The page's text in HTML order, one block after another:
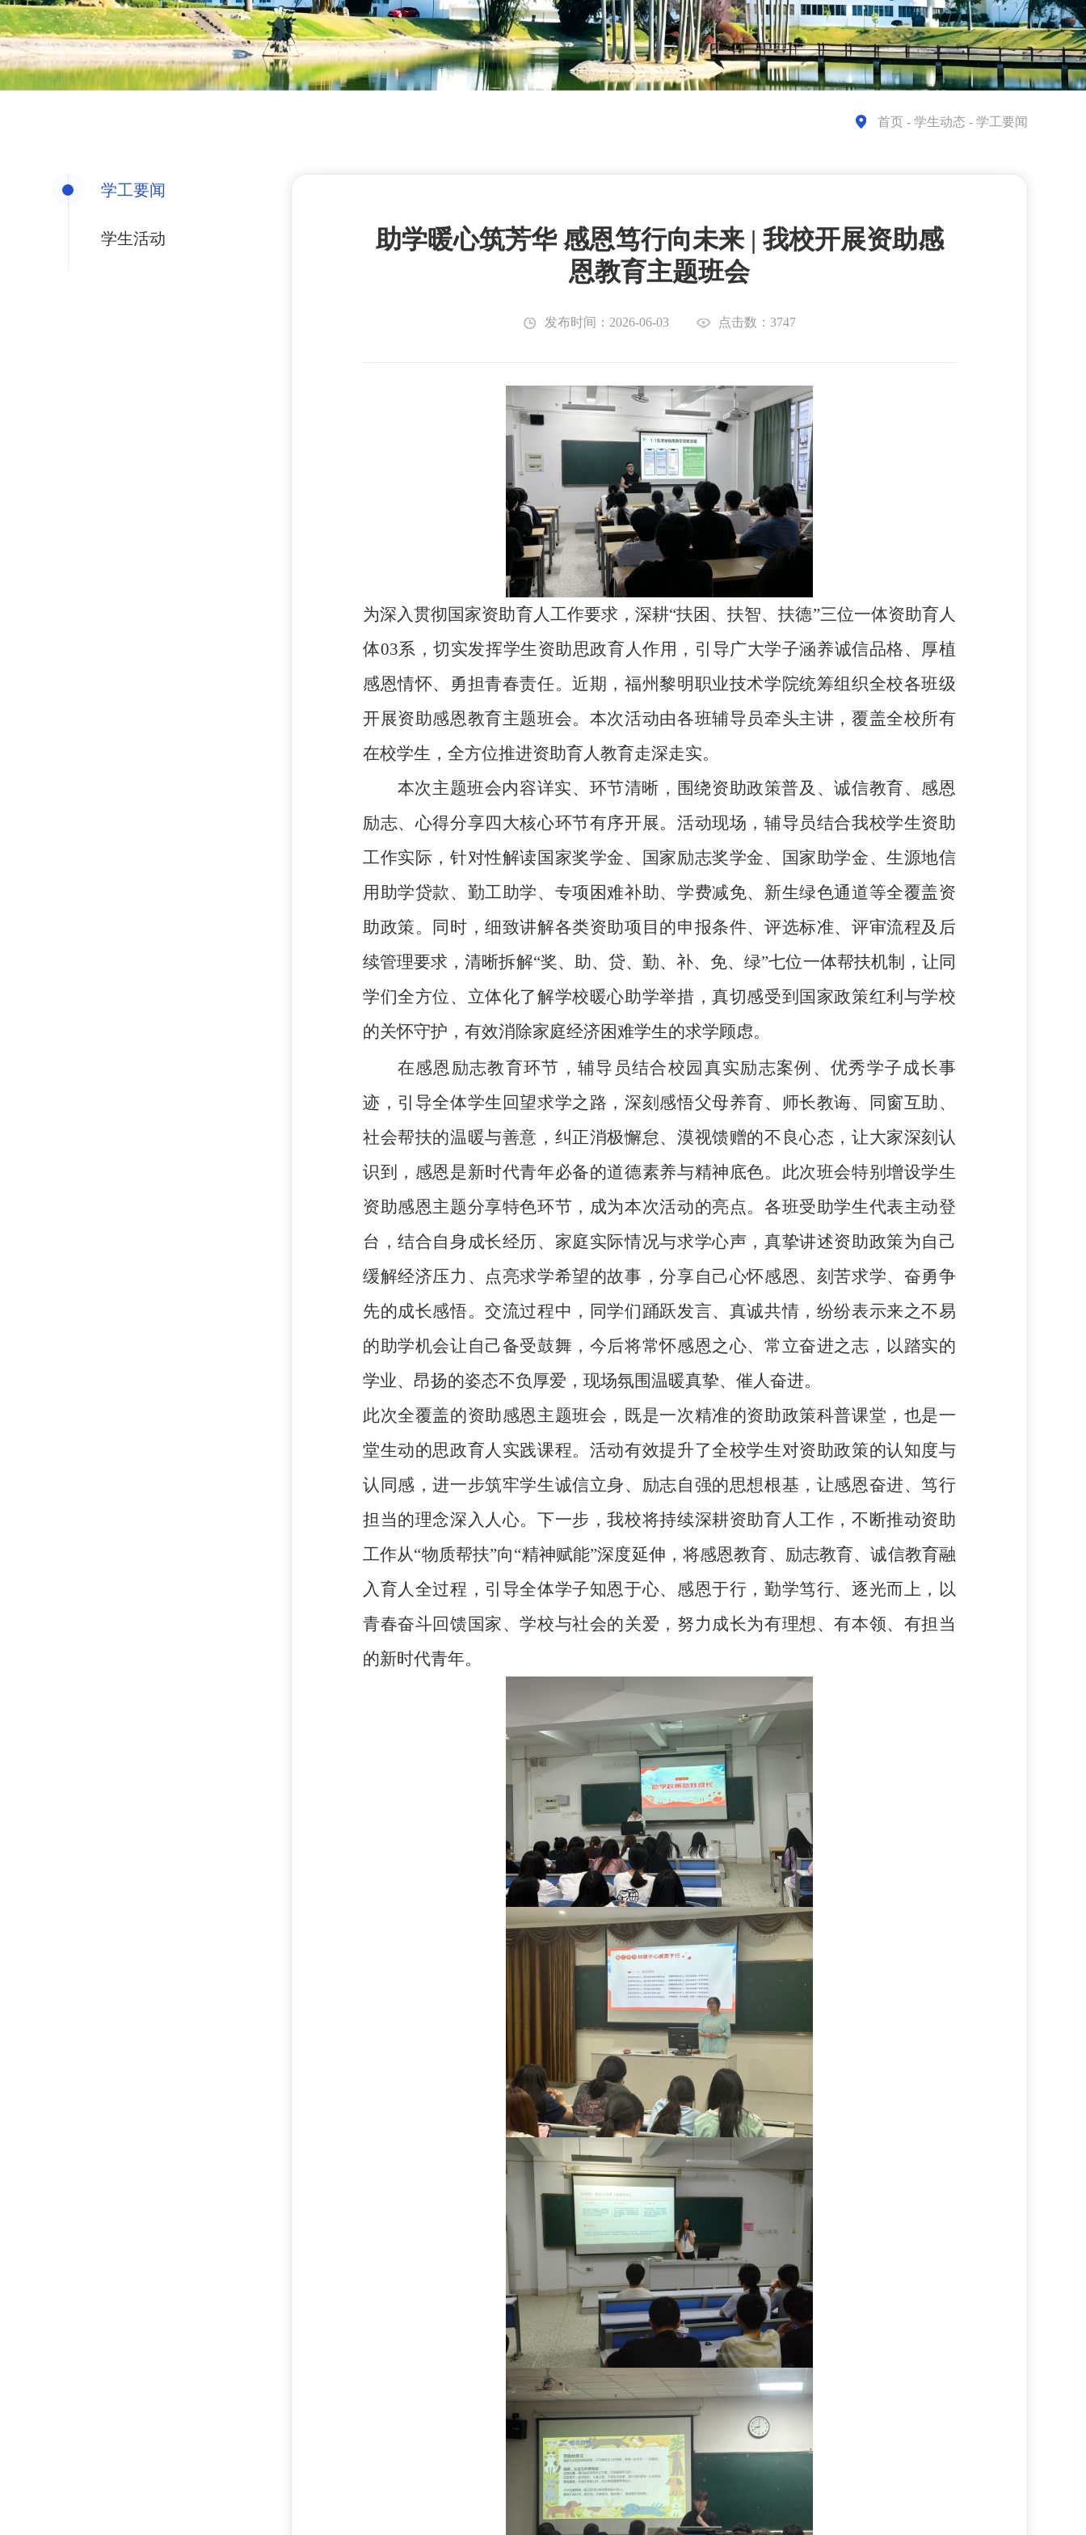
首页 - 学生动态 - 学工要闻
学工要闻
学生活动
助学暖心筑芳华 感恩笃行向未来 | 我校开展资助感
恩教育主题班会
发布时间：2026-06-03 点击数：3747
为深入贯彻国家资助育人工作要求，深耕“扶困、扶智、扶德”三位一体资助育人
体03系，切实发挥学生资助思政育人作用，引导广大学子涵养诚信品格、厚植
感恩情怀、勇担青春责任。近期，福州黎明职业技术学院统筹组织全校各班级
开展资助感恩教育主题班会。本次活动由各班辅导员牵头主讲，覆盖全校所有
在校学生，全方位推进资助育人教育走深走实。
本次主题班会内容详实、环节清晰，围绕资助政策普及、诚信教育、感恩
励志、心得分享四大核心环节有序开展。活动现场，辅导员结合我校学生资助
工作实际，针对性解读国家奖学金、国家励志奖学金、国家助学金、生源地信
用助学贷款、勤工助学、专项困难补助、学费减免、新生绿色通道等全覆盖资
助政策。同时，细致讲解各类资助项目的申报条件、评选标准、评审流程及后
续管理要求，清晰拆解“奖、助、贷、勤、补、免、绿”七位一体帮扶机制，让同
学们全方位、立体化了解学校暖心助学举措，真切感受到国家政策红利与学校
的关怀守护，有效消除家庭经济困难学生的求学顾虑。
在感恩励志教育环节，辅导员结合校园真实励志案例、优秀学子成长事
迹，引导全体学生回望求学之路，深刻感悟父母养育、师长教诲、同窗互助、
社会帮扶的温暖与善意，纠正消极懈怠、漠视馈赠的不良心态，让大家深刻认
识到，感恩是新时代青年必备的道德素养与精神底色。此次班会特别增设学生
资助感恩主题分享特色环节，成为本次活动的亮点。各班受助学生代表主动登
台，结合自身成长经历、家庭实际情况与求学心声，真挚讲述资助政策为自己
缓解经济压力、点亮求学希望的故事，分享自己心怀感恩、刻苦求学、奋勇争
先的成长感悟。交流过程中，同学们踊跃发言、真诚共情，纷纷表示来之不易
的助学机会让自己备受鼓舞，今后将常怀感恩之心、常立奋进之志，以踏实的
学业、昂扬的姿态不负厚爱，现场氛围温暖真挚、催人奋进。
此次全覆盖的资助感恩主题班会，既是一次精准的资助政策科普课堂，也是一
堂生动的思政育人实践课程。活动有效提升了全校学生对资助政策的认知度与
认同感，进一步筑牢学生诚信立身、励志自强的思想根基，让感恩奋进、笃行
担当的理念深入人心。下一步，我校将持续深耕资助育人工作，不断推动资助
工作从“物质帮扶”向“精神赋能”深度延伸，将感恩教育、励志教育、诚信教育融
入育人全过程，引导全体学子知恩于心、感恩于行，勤学笃行、逐光而上，以
青春奋斗回馈国家、学校与社会的关爱，努力成长为有理想、有本领、有担当
的新时代青年。